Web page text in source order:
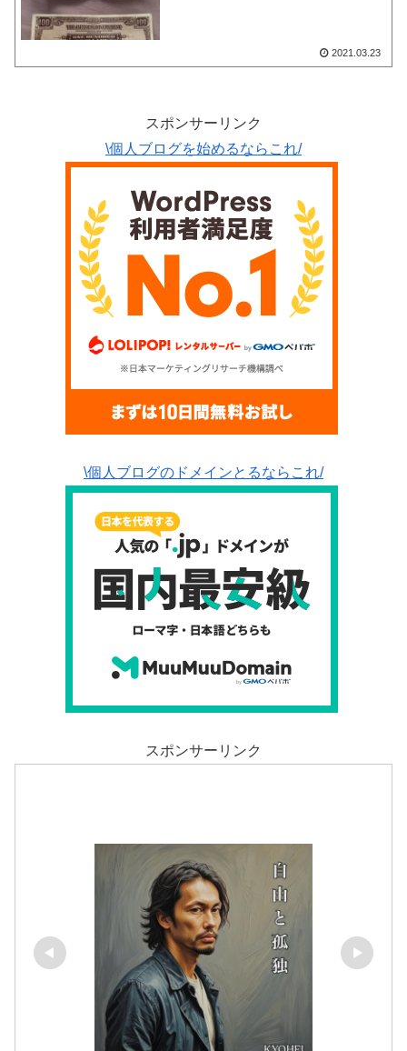
2021.03.23
スポンサーリンク
\個人ブログを始めるならこれ/
\個人ブログのドメインとるならこれ/
スポンサーリンク